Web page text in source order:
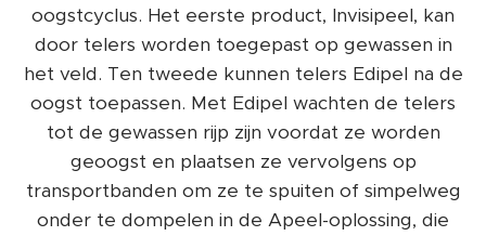
oogstcyclus. Het eerste product, Invisipeel, kan
door telers worden toegepast op gewassen in
het veld. Ten tweede kunnen telers Edipel na de
oogst toepassen. Met Edipel wachten de telers
tot de gewassen rijp zijn voordat ze worden
geoogst en plaatsen ze vervolgens op
transportbanden om ze te spuiten of simpelweg
onder te dompelen in de Apeel-oplossing, die